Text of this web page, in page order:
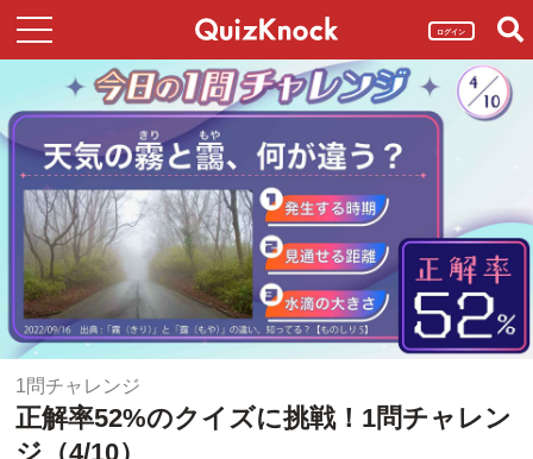
ログイン
1問チャレンジ
正解率52%のクイズに挑戦！1問チャレン
ジ（4/10）